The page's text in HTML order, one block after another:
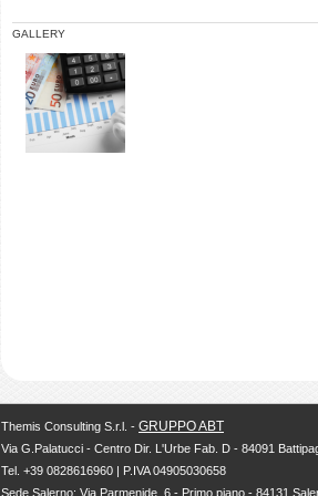
GALLERY
Themis Consulting S.r.l. - GRUPPO ABT
Via G.Palatucci - Centro Dir. L'Urbe Fab. D - 84091
Tel. +39 0828616960 | P.IVA 04905030658
Sede Salerno: Via Parmenide, 6 - Primo piano - 84131